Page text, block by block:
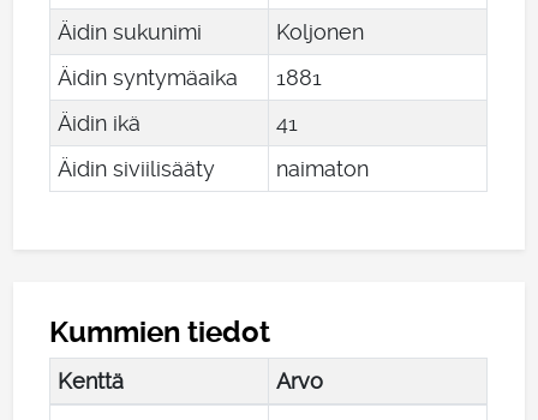
Äidin sukunimi
Koljonen
Äidin syntymäaika
1881
Äidin ikä
41
Äidin siviilisääty
naimaton
Kummien tiedot
Kenttä
Arvo